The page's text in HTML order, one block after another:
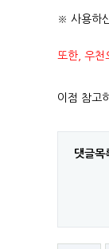
※ 사용하
또한, 우천
이점 참고
댓글목